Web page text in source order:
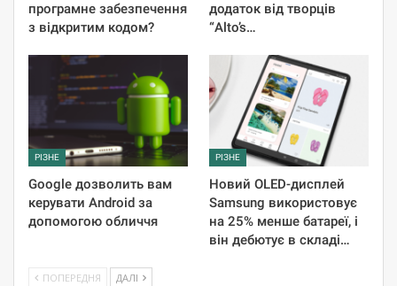
програмне забезпечення
з відкритим кодом?
додаток від творців
“Alto’s…
РІЗНЕ
Google дозволить вам
керувати Android за
допомогою обличчя
РІЗНЕ
Новий OLED-дисплей
Samsung використовує
на 25% менше батареї, і
він дебютує в складі…
ПОПЕРЕДНЯ ДАЛІ